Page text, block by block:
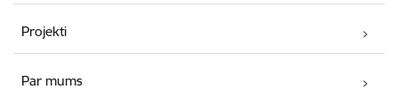
Projekti
Par mums